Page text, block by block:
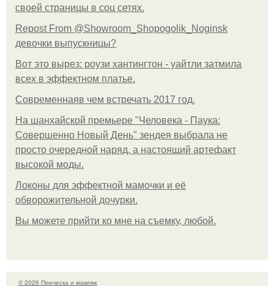
своей страницы в соц сетях.
Repost From @Showroom_Shopogolik_Noginsk
девочки выпускницы?
Вот это вырез: роузи хантингтон - уайтли затмила
всех в эффектном платьe.
Современнаяв чем встречать 2017 год.
На шанхайской премьере "Человека - Паука:
Совершенно Новый День" зендея выбрала не
просто очередной наряд, а настоящий артефакт
высокой моды.
Локоны для эффектной мамочки и её
обворожительной дочурки.
Вы можете прийти ко мне на съемку, любой.
© 2026 Прическа и макияж